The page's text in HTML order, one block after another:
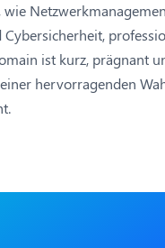
wie
ist kurz, prägnant
hervorragenden